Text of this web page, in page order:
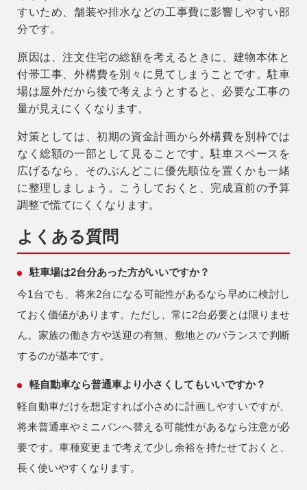
すいため、舗装や排水などの工事費に影響しやすい部
分です。
原因は、注文住宅の総額を考えるときに、建物本体と
付帯工事、外構費を別々に見てしまうことです。駐車
場は屋外だから後で考えようとすると、必要な工事の
量が見えにくくなります。
対策としては、初期の資金計画から外構費を別枠では
なく総額の一部として見ることです。駐車スペースを
広げるなら、そのぶんどこに優先順位を置くかも一緒
に整理しましょう。こうしておくと、完成直前の予算
調整で慌てにくくなります。
よくある質問
駐車場は2台分あった方がいいですか？
今1台でも、将来2台になる可能性があるなら早めに検討し
ておく価値があります。ただし、常に2台必要とは限りませ
ん。家族の働き方や送迎の有無、敷地とのバランスで判断
するのが基本です。
軽自動車なら普通車より小さくしてもいいですか？
軽自動車だけを想定すれば小さめに計画しやすいですが、
将来普通車やミニバンへ替える可能性があるなら注意が必
要です。車種変更まで考えて少し余裕を持たせておくと、
長く使いやすくなります。